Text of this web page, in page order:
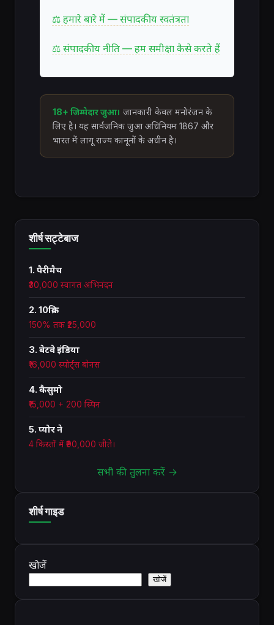
⚖ हमारे बारे में — संपादकीय स्वतंत्रता
⚖ संपादकीय नीति — हम समीक्षा कैसे करते हैं
18+ जिम्मेदार जुआ। जानकारी केवल मनोरंजन के
लिए है। यह सार्वजनिक जुआ अधिनियम 1867 और
भारत में लागू राज्य कानूनों के अधीन है।
शीर्ष सट्टेबाज
1. पैरीमैच
₹30,000 स्वागत अभिनंदन
2. 10क्रिक
150% तक ₹25,000
3. बेटवे इंडिया
₹16,000 स्पोर्ट्स बोनस
4. कैसुमो
₹15,000 + 200 स्पिन
5. प्योर ने
4 किस्तों में ₹90,000 जीते।
सभी की तुलना करें →
शीर्ष गाइड
खोजें
खोजें